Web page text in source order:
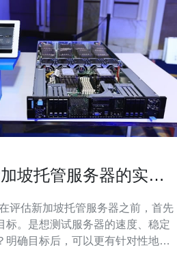
坡托管服务器的实际
标。是想测试服务器的速度、稳定
明确目标后，可以更有针对性地进